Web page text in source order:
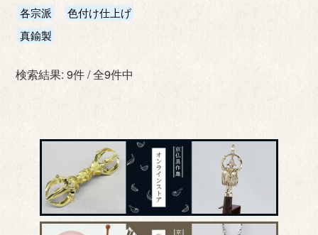
各宗派
色付け仕上げ
真鍮製
検索結果: 9件 / 全9件中